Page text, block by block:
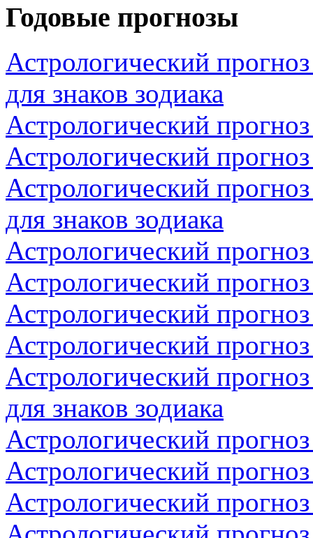
Годовые прогнозы
Астрологический
для знаков зодиака
Астрологический
Астрологический
Астрологический
для знаков зодиака
Астрологический
Астрологический
Астрологический
Астрологический
Астрологический
для знаков зодиака
Астрологический
Астрологический
Астрологический